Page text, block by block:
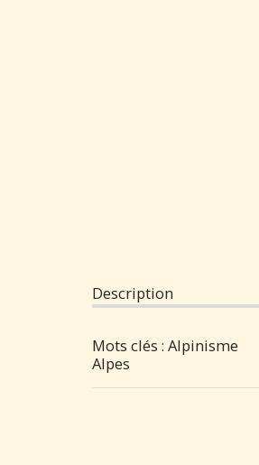
Description
Mots clés : Alpinisme
Alpes